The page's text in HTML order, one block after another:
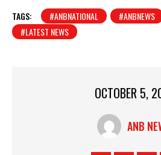
TAGS: #ANBNATIONAL #ANBNEWS
#LATEST NEWS
OCTOBER 5,
ANB